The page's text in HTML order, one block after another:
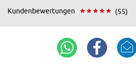
Kundenbewertungen (55)